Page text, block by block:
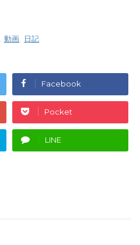
動画 日記
Facebook
Pocket
LINE